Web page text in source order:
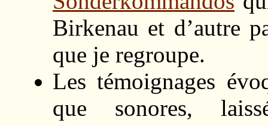
Birkenau et d’autre
que je regroupe.
Les témoignages
que sonores,